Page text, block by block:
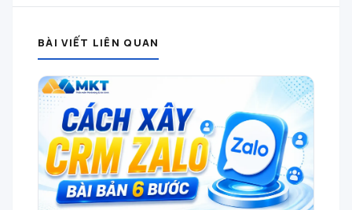
BÀI VIẾT LIÊN QUAN